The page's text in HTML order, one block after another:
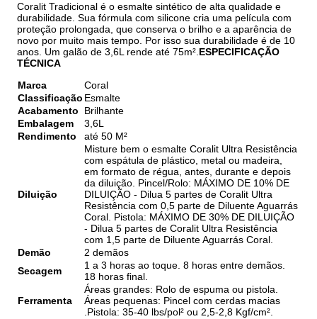
Coralit Tradicional é o esmalte sintético de alta qualidade e
durabilidade. Sua fórmula com silicone cria uma película com
proteção prolongada, que conserva o brilho e a aparência de
novo por muito mais tempo. Por isso sua durabilidade é de 10
anos. Um galão de 3,6L rende até 75m². ESPECIFICAÇÃO
TÉCNICA
Marca
Coral
Classificação Esmalte
Acabamento
Brilhante
Embalagem
3,6L
Rendimento
até 50 M²
Diluição
Misture bem o esmalte Coralit Ultra Resistência
com espátula de plástico, metal ou madeira,
em formato de régua, antes, durante e depois
da diluição. Pincel/Rolo: MÁXIMO DE 10% DE
DILUIÇÃO - Dilua 5 partes de Coralit Ultra
Resistência com 0,5 parte de Diluente Aguarrás
Coral. Pistola: MÁXIMO DE 30% DE DILUIÇÃO
- Dilua 5 partes de Coralit Ultra Resistência
com 1,5 parte de Diluente Aguarrás Coral.
Demão
2 demãos
Secagem
1 a 3 horas ao toque. 8 horas entre demãos.
18 horas final.
Ferramenta
Áreas grandes: Rolo de espuma ou pistola.
Áreas pequenas: Pincel com cerdas macias
.Pistola: 35-40 lbs/pol² ou 2,5-2,8 Kgf/cm².